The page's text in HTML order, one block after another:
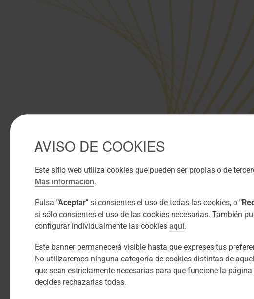
AVISO DE COOKIES
Este sitio web utiliza cookies que pueden ser propias o de
Más información.
Pulsa "Aceptar"si consientes el uso de todas las cookies, o
si sólo consientes el uso de las cookies necesarias. También
configurar individualmente las cookies aquí.
Este banner permanecerá visible hasta que expreses tus
No utilizaremos ninguna categoría de cookies distintas de
que sean estrictamente necesarias para que funcione la página
decides rechazarlas todas.